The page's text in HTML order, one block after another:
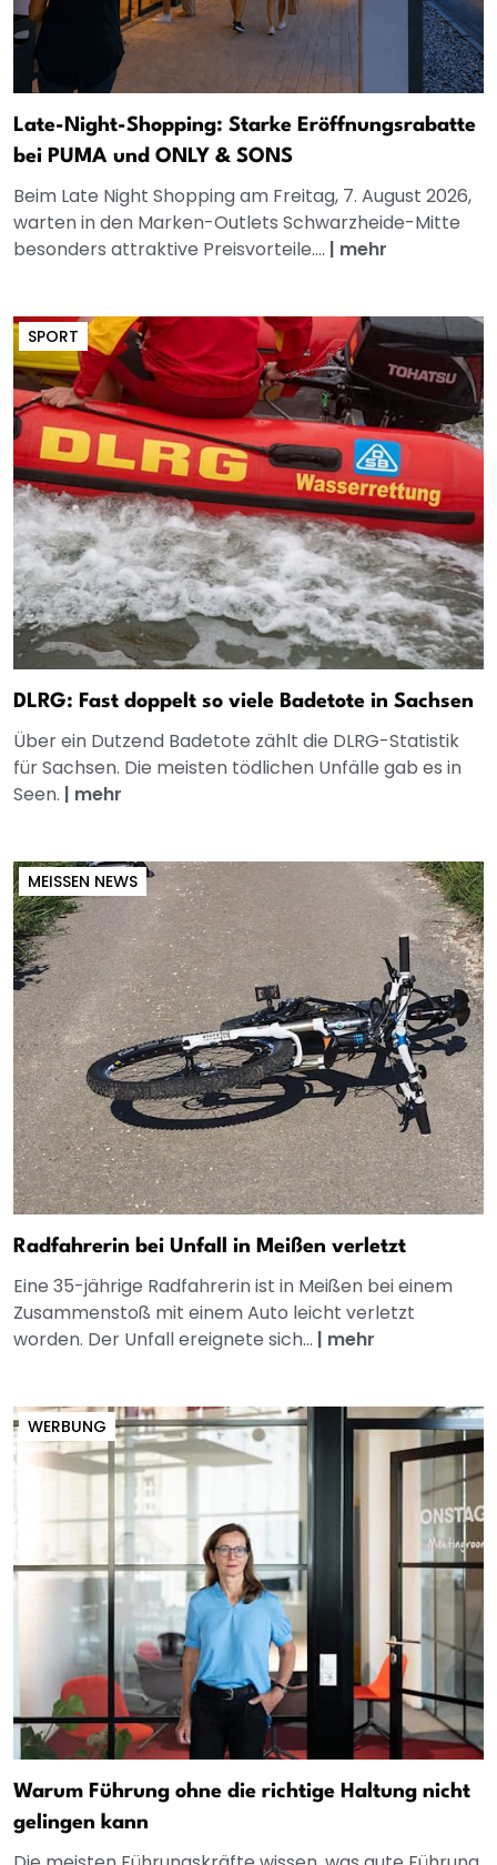
Late-Night-Shopping: Starke Eröffnungsrabatte
bei PUMA und ONLY & SONS
Beim Late Night Shopping am Freitag, 7. August 2026,
warten in den Marken-Outlets Schwarzheide-Mitte
besonders attraktive Preisvorteile.... | mehr
SPORT
DLRG: Fast doppelt so viele Badetote in Sachsen
Über ein Dutzend Badetote zählt die DLRG-Statistik
für Sachsen. Die meisten tödlichen Unfälle gab es in
Seen. | mehr
MEISSEN NEWS
Radfahrerin bei Unfall in Meißen verletzt
Eine 35-jährige Radfahrerin ist in Meißen bei einem
Zusammenstoß mit einem Auto leicht verletzt
worden. Der Unfall ereignete sich... | mehr
WERBUNG
Warum Führung ohne die richtige Haltung nicht
gelingen kann